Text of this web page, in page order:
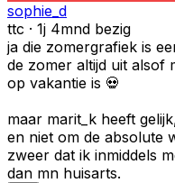
sophie_d
ttc · 1j 4mnd bezig
ja die zomergrafiek is
de zomer altijd uit alsof
op vakantie is 💀
maar marit_k heeft
en niet om de absolute
zweer dat ik inmiddels
dan mn huisarts.